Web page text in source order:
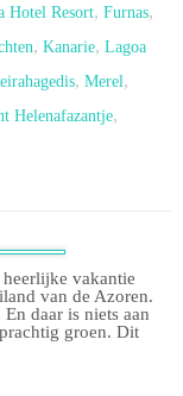
Hotel Resort,Furnas,
, Kanarie, Lagoa
, Merel,
Helenafazantje,
vakantie
van de Azoren.
daar is niets aan
groen. Dit